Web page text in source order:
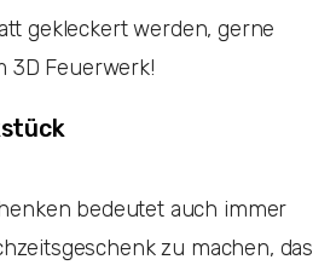
gekleckert werden, gerne
3D Feuerwerk!
bedeutet auch immer
zu machen, das